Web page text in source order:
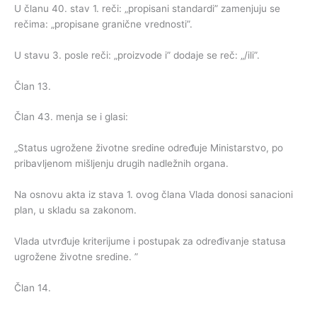
U članu 40. stav 1. reči: „propisani standardi” zamenjuju se
rečima: „propisane granične vrednosti”.
U stavu 3. posle reči: „proizvode i” dodaje se reč: „/ili”.
Član 13.
Član 43. menja se i glasi:
„Status ugrožene životne sredine određuje Ministarstvo, po
pribavljenom mišljenju drugih nadležnih organa.
Na osnovu akta iz stava 1. ovog člana Vlada donosi sanacioni
plan, u skladu sa zakonom.
Vlada utvrđuje kriterijume i postupak za određivanje statusa
ugrožene životne sredine. ”
Član 14.